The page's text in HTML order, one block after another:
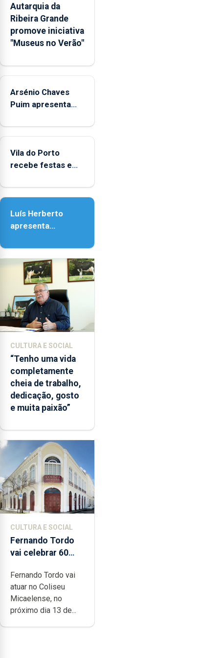
na
Rede
Municipal
de
aos
durante
o
de
entre
as
e
as
18h00.
Autarquia da
Ribeira Grande
promove iniciativa
"Museus no Verão"
Arsénio Chaves
Puim apresenta
de Vila do Porto
Vila do Porto
recebe festas em
Senhora da
Luís Herberto
apresenta
Paisagem’
CULTURA E SOCIAL
“Tenho uma vida
completamente
cheia de trabalho,
dedicação, gosto
e muita paixão”
CULTURA E SOCIAL
Fernando Tordo
vai celebrar 60
no Coliseu
Micaelense
Fernando Tordo vai
atuar no Coliseu
Micaelense, no
próximo dia 13 de...